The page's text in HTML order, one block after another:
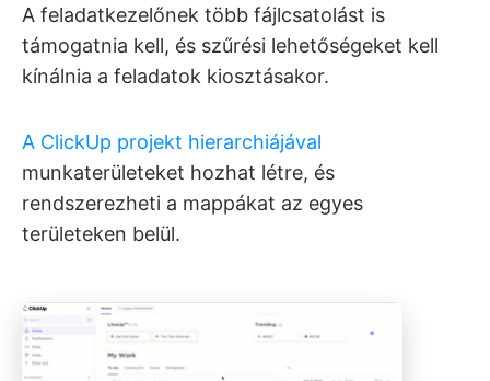
A feladatkezelőnek több fájlcsatolást is
támogatnia kell, és szűrési lehetőségeket kell
kínálnia a feladatok kiosztásakor.
A ClickUp projekt hierarchiájával
munkaterületeket hozhat létre, és
rendszerezheti a mappákat az egyes
területeken belül.